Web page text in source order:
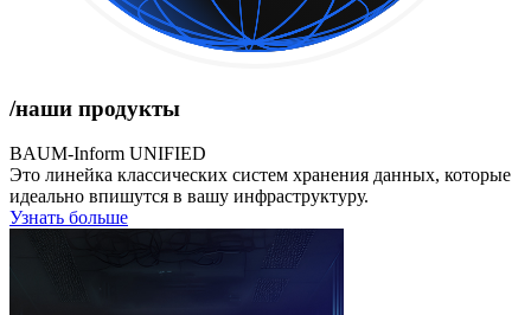
/наши продукты
BAUM-Inform UNIFIED
Это линейка классических систем хранения данных, которые
идеально впишутся в вашу инфраструктуру.
Узнать больше